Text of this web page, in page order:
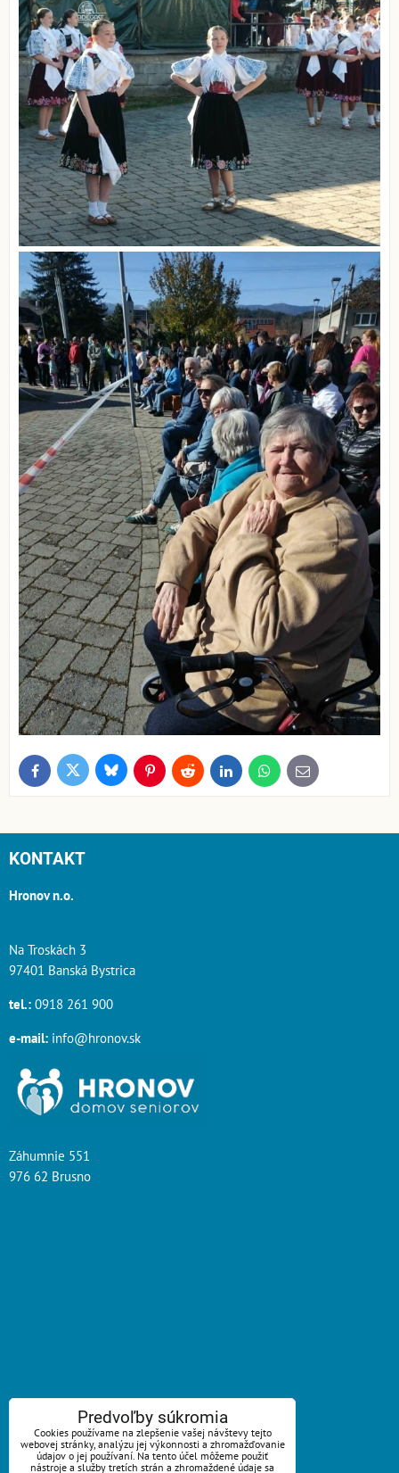
FacebookTwitter BlueskyPinterestReddit LinkedInWhatsApp
E-
mail
KONTAKT
Hronov n.o.
Na Troskách 3
97401 Banská Bystrica
tel.: 0918 261 900
e-mail: info@hronov.sk
Záhumnie 551
976 62 Brusno
ZAVOLÁME VÁM SPÄŤ
Váš telefón:*
Predvoľby súkromia
Cookies používame na zlepšenie vašej návštevy tejto
webovej stránky, analýzu jej výkonnosti a zhromažďovanie
údajov o jej používaní. Na tento účel môžeme použiť
nástroje a služby tretích strán a zhromaždené údaje sa